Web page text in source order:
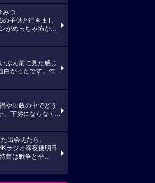
みつ
子供と行きまし
がめっちゃ怖か...
ぶん前に見た感じ
白かったです。作...
や圧政の中でどう
、下劣にならなく...
出会えたら。
ラジオ深夜便明日
集は戦争と平...